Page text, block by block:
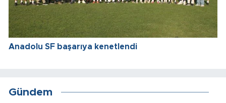
Anadolu SF başarıya kenetlendi
Gündem